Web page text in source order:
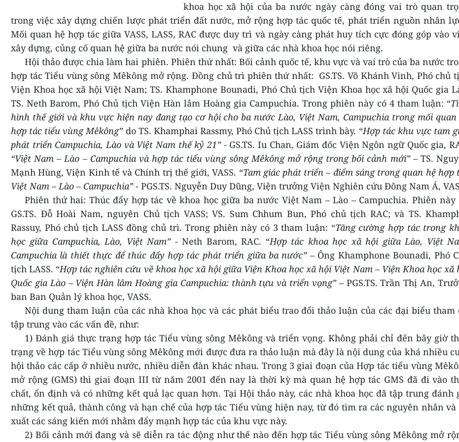
khoa học xã hội của ba nước ngày càng đóng vai trò quan
trong việc xây dựng chiến lược phát triển đất nước, mở rộng hợp tác quốc tế, phát triển nguồn nhân
Mối quan hệ hợp tác giữa VASS, LASS, RAC được duy trì và ngày càng phát huy tích cực đóng góp vào
xây dựng, củng cố quan hệ giữa ba nước nói chung và giữa các nhà khoa học nói riêng.
Hội thảo được chia làm hai phiên. Phiên thứ nhất: Bối cảnh quốc tế, khu vực và vai trò của ba nước
hợp tác Tiểu vùng sông Mêkông mở rộng. Đồng chủ trì phiên thứ nhất: GS.TS. Võ Khánh Vinh, Phó chủ
Viện Khoa học xã hội Việt Nam;TS. Khamphone Bounadi, Phó Chủ tịchViện Khoa học xã hội Quốc gia
TS. Neth Barom, Phó Chủ tịchViện Hàn lâm Hoàng gia Campuchia. Trong phiên này có 4 tham luận: “
hình thế giới và khu vực hiện nay đang tạo cơ hội cho ba nước Lào, Việt Nam, Campuchia trong mối quan
hợp tác tiểu vùng Mêkông” do TS. Khamphai Rassmy, Phó Chủ tịch LASS trình bày. “Hợp tác khu vực tam
phát triển Campuchia, Lào và Việt Nam thế kỷ 21” - GS.TS.Iu Chan, Giám đốc Viện Ngôn ngữ Quốc gia,
“Việt Nam – Lào – Campuchia và hợp tác tiểu vùng sông Mêkông mở rộng trong bối cảnh mới” – TS.
Mạnh Hùng,Viện Kinh tế và Chính trị thế giới, VASS. “Tam giác phát triển – điểm sáng trong quan hệ hợp
Việt Nam – Lào – Campuchia”- PGS.TS. Nguyễn Duy Dũng, Viện trưởng Viện Nghiên cứu Đông Nam Á,
Phiên thứ hai: Thúc đẩy hợp tác về khoa học giữa ba nước Việt Nam – Lào – Campuchia. Phiên này
GS.TS. Đỗ Hoài Nam, nguyên Chủ tịch VASS; VS. Sum Chhum Bun, Phó chủ tịch RAC; và TS.
Rassuy, Phó chủ tịch LASS đồng chủ trì. Trong phiên này có 3 tham luận: “Tăng cường hợp tác trong
học giữa Campuchia, Lào, Việt Nam” -Neth Barom, RAC. “Hợp tác khoa học xã hội giữa Lào, Việt
Campuchia là thiết thực để thúc đẩy hợp tác phát triển giữa ba nước” – Ông Khamphone Bounadi, Phó
tịch LASS. “Hợp tác nghiên cứu về khoa học xã hội giữa Viện Khoa học xã hội Việt Nam – Viện Khoa học xã
Quốc gia Lào – Viện Hàn lâm Hoàng gia Campuchia: thành tựu và triển vọng”– PGS.TS.Trần Thị An,
ban Ban Quản lý khoa học, VASS.
Nội dung tham luận của các nhà khoa học và các phát biểu trao đổi thảo luận của các đại biểu tham
tập trung vào các vấn đề, như:
1) Đánh giá thực trạng hợp tác Tiểu vùng sông Mêkông và triển vọng. Không phải chỉ đến bây giờ
trạng về hợp tác Tiểu vùng sông Mêkông mới được đưa ra thảo luận mà đây là nội dung của khá nhiều
hội thảo các cấp ở nhiều nước, nhiều diễn đàn khác nhau. Trong 3 giai đoạn của Hợp tác tiểu vùng
mở rộng (GMS) thì giai đoạn III từ năm 2001 đến nay là thời kỳ mà quan hệ hợp tác GMS đã đi vào
chất, ổn định và có những kết quả lạc quan hơn. Tại Hội thảo này, các nhà khoa học đã tập trung đánh
những kết quả, thành công và hạn chế của hợp tác Tiểu vùng hiện nay, từ đó tìm ra các nguyên nhân và
xuất các sáng kiến mới nhằm đẩy mạnh hợp tác của khu vực này.
2) Bối cảnh mới đang và sẽ diễn ra tác động như thế nào đến hợp tác Tiểu vùng sông Mêkông mở